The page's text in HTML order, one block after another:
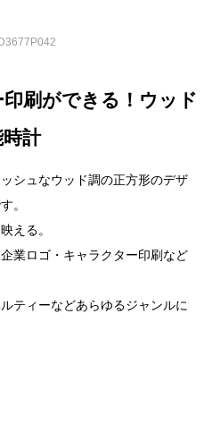
刷ができる！ウッド
計
シュなウッド調の正方形のデザ
。
える。
業ロゴ・キャラクター印刷など
ティーなどあらゆるジャンルに